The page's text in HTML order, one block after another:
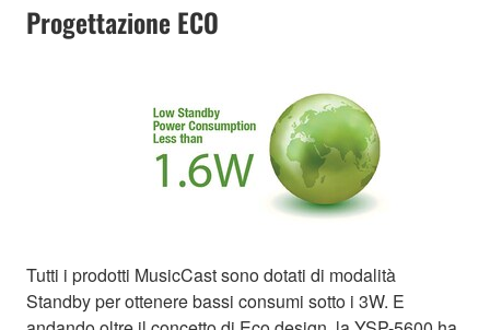
Progettazione ECO
Tutti i prodotti MusicCast sono dotati di modalità
Standby per ottenere bassi consumi sotto i 3W. E